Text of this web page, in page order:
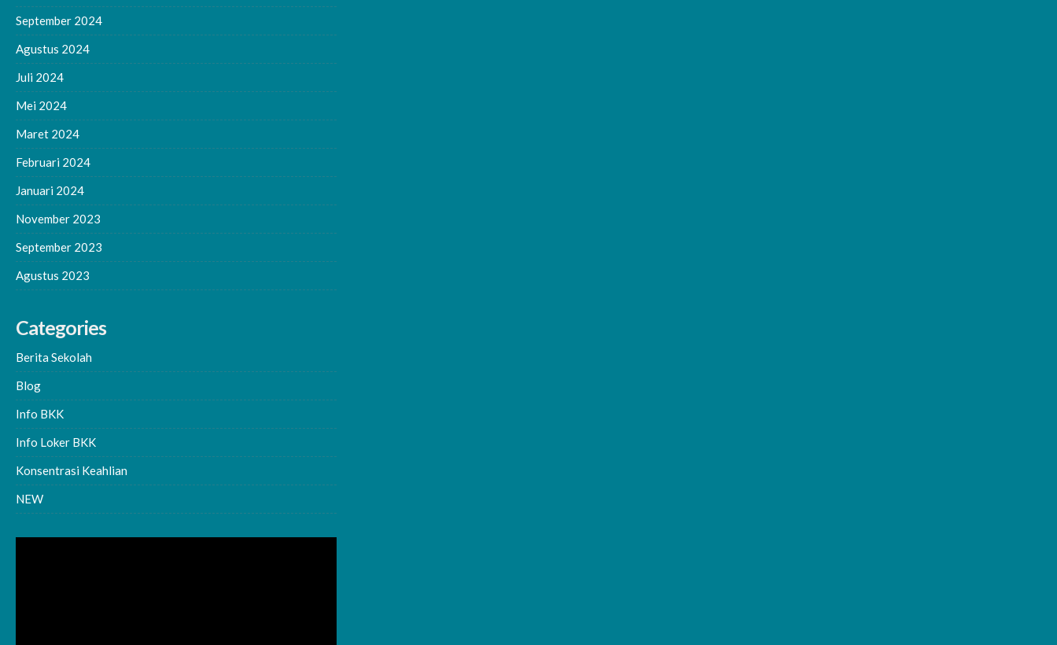
September 2024
Agustus 2024
Juli 2024
Mei 2024
Maret 2024
Februari 2024
Januari 2024
November 2023
September 2023
Agustus 2023
Categories
Berita Sekolah
Blog
Info BKK
Info Loker BKK
Konsentrasi Keahlian
NEW